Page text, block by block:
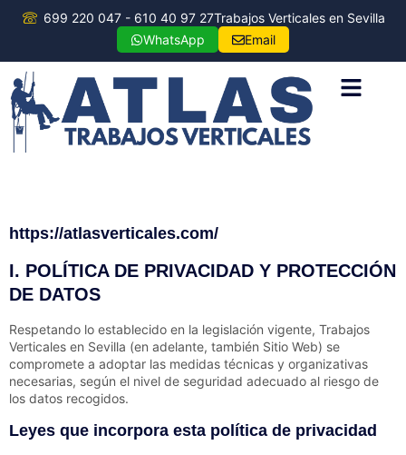
699 220 047 - 610 40 97 27Trabajos Verticales en Sevilla
WhatsApp
Email
https://atlasverticales.com/
I. POLÍTICA DE PRIVACIDAD Y PROTECCIÓN
DE DATOS
Respetando lo establecido en la legislación vigente, Trabajos
Verticales en Sevilla (en adelante, también Sitio Web) se
compromete a adoptar las medidas técnicas y organizativas
necesarias, según el nivel de seguridad adecuado al riesgo de
los datos recogidos.
Leyes que incorpora esta política de privacidad